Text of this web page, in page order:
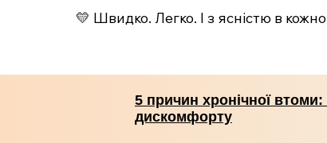
💛 Швидко. Легко. І з ясністю в
5 причин хронічної
дискомфорту